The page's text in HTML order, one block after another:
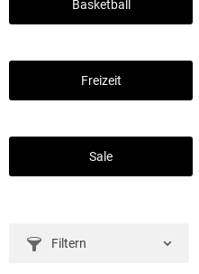
Basketball
Freizeit
Sale
Filtern